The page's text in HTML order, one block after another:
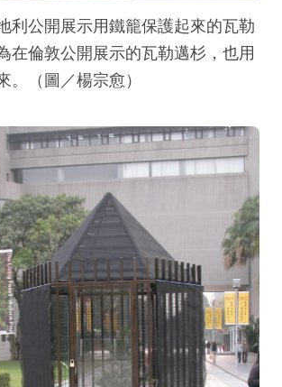
利公開展示用鐵籠保護起來的瓦勒
在倫敦公開展示的瓦勒邁杉，也用
。（圖／楊宗愈）